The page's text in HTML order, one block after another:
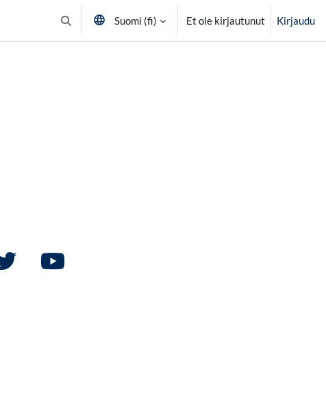
Vaihda hakusyöttöä
Suomi ‎(fi)‎ Et ole kirjautunut Kirjaudu